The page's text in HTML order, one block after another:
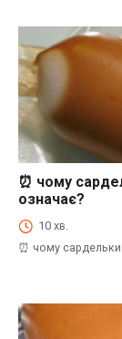
⏰Енциклопедія
⏰ чому
означає?
10 хв.
⏰ чому